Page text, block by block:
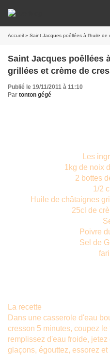
Accueil » Saint Jacques poêllées à l'huile de
Saint Jacques poêllées
grillées et crème de
Publié le 19/11/2011 à 11:10
Par tonton gégé
Les
1kg de noix
2 bottes
1/2
Huile de châtaignes
25cl de
Poivre
Sel de
La recette
Dans une casserole d'eau
cresson 5 minutes, coupez
remplissez d'eau froide,
glaçons, égouttez, essorez